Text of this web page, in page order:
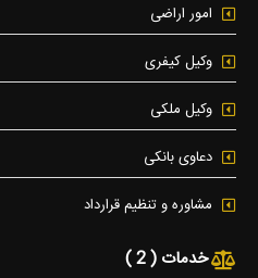
r
m
امور اراضی
وکیل کیفری
وکیل ملکی
دعاوی بانکی
مشاوره و تنظیم قرارداد
خدمات ( 2 )